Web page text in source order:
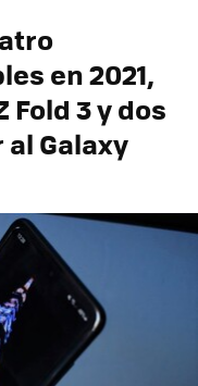
en 2021,
Fold 3 y dos
Galaxy